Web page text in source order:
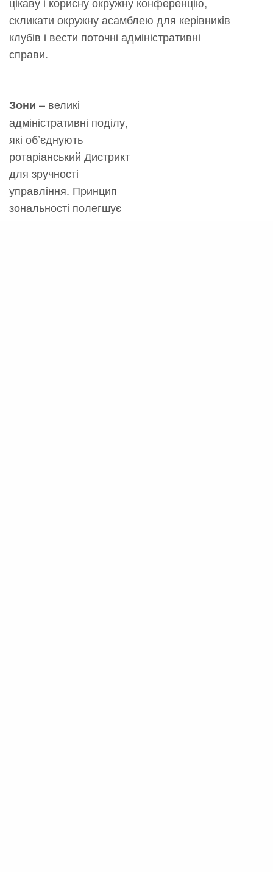
скликати окружну асамблею для керівників
клубів і вести поточні адміністративні
справи.
Зони – великі
адміністративні поділу,
які об’єднують
ротаріанський Дистрикт
для зручності
управління. Принцип
зональності полегшує